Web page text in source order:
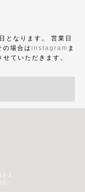
となります。 営業日
の場合は instagram ま
ていただきます。
3